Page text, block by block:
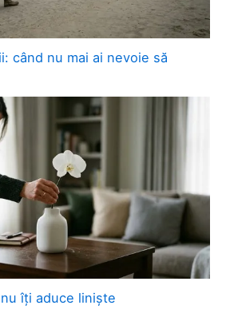
când nu mai ai nevoie să
îți aduce liniște